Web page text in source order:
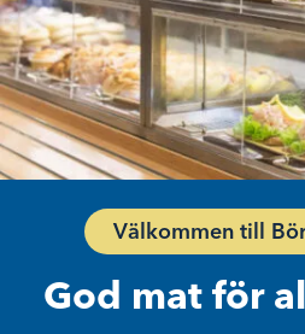
Välkommen till
God mat för